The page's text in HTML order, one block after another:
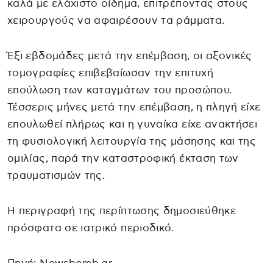
καλά με ελάχιστο οίδημα, επιτρέποντας στους
χειρουργούς να αφαιρέσουν τα ράμματα.
Έξι εβδομάδες μετά την επέμβαση, οι αξονικές
τομογραφίες επιβεβαίωσαν την επιτυχή
επούλωση των καταγμάτων του προσώπου.
Τέσσερις μήνες μετά την επέμβαση, η πληγή είχε
επουλωθεί πλήρως και η γυναίκα είχε ανακτήσει
τη φυσιολογική λειτουργία της μάσησης και της
ομιλίας, παρά την καταστροφική έκταση των
τραυματισμών της.
Η περιγραφή της περίπτωσης δημοσιεύθηκε
πρόσφατα σε ιατρικό περιοδικό.